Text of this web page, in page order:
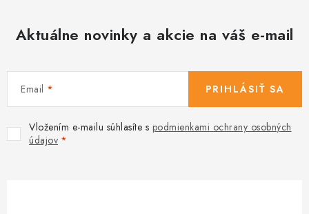
Aktuálne novinky a akcie na váš e-mail
Email
Vložením e-mailu súhlasíte s podmienkami ochrany osobných
údajov
PRIHLÁSIŤ SA